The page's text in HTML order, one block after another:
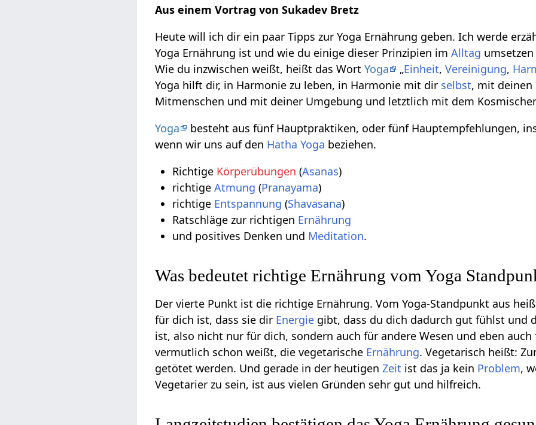
Aus einem Vortrag von Sukadev Bretz
Heute will ich dir ein paar Tipps zur Yoga Ernährung geben. Ich werde
Yoga Ernährung ist und wie du einige dieser Prinzipien imAlltag
Wie du inzwischen weißt, heißt das WortYoga „Einheit,Vereinigung,
Yoga hilft dir, in Harmonie zu leben, in Harmonie mit dir selbst, mit deinen
Mitmenschen und mit deiner Umgebung und letztlich mit dem
Yoga
besteht aus fünf Hauptpraktiken, oder fünf Hauptempfehlungen,
wenn wir uns auf den Hatha Yoga beziehen.
Richtige Körperübungen (Asanas)
richtigeAtmung (Pranayama)
richtige Entspannung (Shavasana)
Ratschläge zur richtigen Ernährung
und positives Denken und Meditation.
Was bedeutet richtige Ernährung vom Yoga
Der vierte Punkt ist die richtige Ernährung. Vom Yoga-Standpunkt aus
für dich ist, dass sie dir Energie gibt, dass du dich dadurch gut fühlst und
ist, also nicht nur für dich, sondern auch für andere Wesen und eben
vermutlich schon weißt, die vegetarische Ernährung. Vegetarisch heißt:
getötet werden. Und gerade in der heutigenZeit ist das ja kein Problem,
Vegetarier zu sein, ist aus vielen Gründen sehr gut und hilfreich.